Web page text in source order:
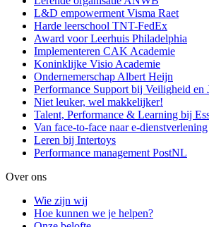
L&D empowerment Visma Raet
Harde leerschool TNT-FedEx
Award voor Leerhuis Philadelphia
Implementeren CAK Academie
Koninklijke Visio Academie
Ondernemerschap Albert Heijn
Performance Support bij Veiligheid en
Niet leuker, wel makkelijker!
Talent, Performance & Learning bij
Van face-to-face naar e-dienstverlening
Leren bij Intertoys
Performance management PostNL
Over ons
Wie zijn wij
Hoe kunnen we je helpen?